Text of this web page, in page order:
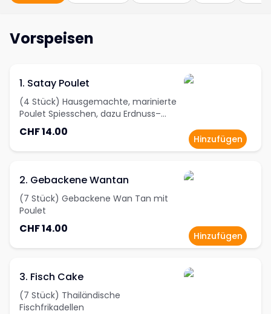
Vorspeisen
1. Satay Poulet
(4 Stück) Hausgemachte, marinierte
Poulet Spiesschen, dazu Erdnuss–
Sauce
CHF 14.00
Hinzufügen
2. Gebackene Wantan
(7 Stück) Gebackene Wan Tan mit
Poulet
CHF 14.00
Hinzufügen
3. Fisch Cake
(7 Stück) Thailändische
Fischfrikadellen